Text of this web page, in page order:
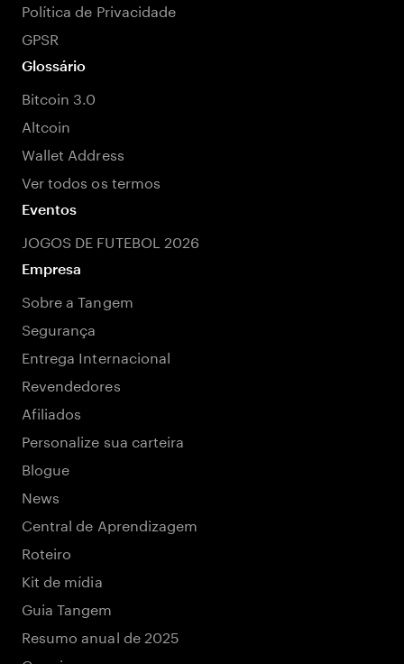
Política de Privacidade
GPSR
Glossário
Bitcoin 3.0
Altcoin
Wallet Address
Ver todos os termos
Eventos
JOGOS DE FUTEBOL 2026
Empresa
Sobre a Tangem
Segurança
Entrega Internacional
Revendedores
Afiliados
Personalize sua carteira
Blogue
News
Central de Aprendizagem
Roteiro
Kit de mídia
Guia Tangem
Resumo anual de 2025